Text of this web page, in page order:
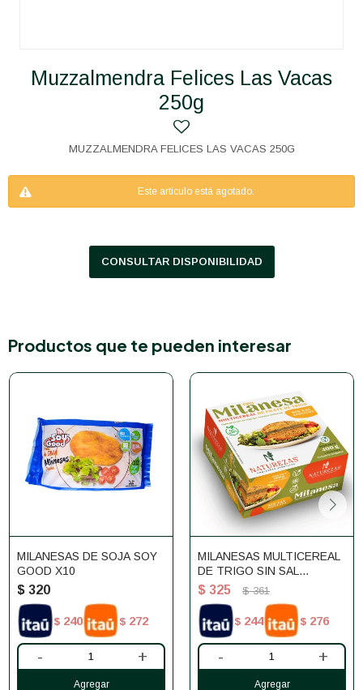
Muzzalmendra Felices Las Vacas
250g
MUZZALMENDRA FELICES LAS VACAS 250G
Este artículo está agotado.
CONSULTAR DISPONIBILIDAD
Productos que te pueden interesar
MILANESAS DE SOJA SOY
GOOD X10
$ 320
$ 240 $ 272
- +
MILANESAS MULTICEREAL
DE TRIGO SIN SAL
NATUREZAS 400G
$ 325 $ 361
$ 244 $ 276
- +